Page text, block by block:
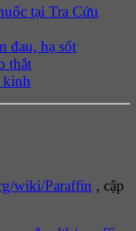
tại Tra Cứu
đau, hạ sốt
thắt
kinh
wiki/Paraffin , cập